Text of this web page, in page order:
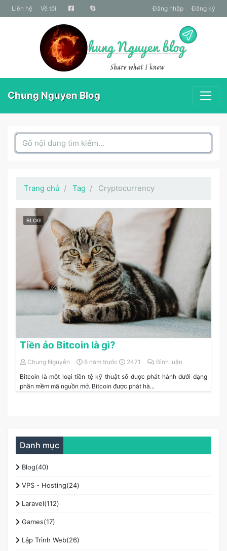
liên hệ Về tôi Đăng nhập Đăng ký
Chung Nguyen Blog
Search Box
Trang chủ Tag Cryptocurrency
BLOG
Tiền ảo Bitcoin là gì?
Chung Nguyễn 8 năm trước 2471
Bình luận
Bitcoin là một loại tiền tệ kỹ thuật số được phát hành dưới dạng
phần mềm mã nguồn mở. Bitcoin được phát hà...
Danh mục
Blog(40)
VPS - Hosting(24)
Laravel(112)
Games(17)
Lập Trình Web(26)